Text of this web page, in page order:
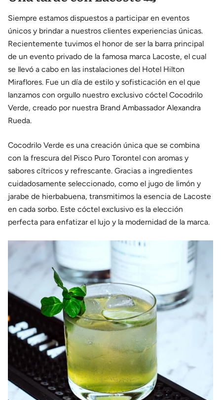
Siempre estamos dispuestos a participar en eventos
únicos y brindar a nuestros clientes experiencias únicas.
Recientemente tuvimos el honor de ser la barra principal
de un evento privado de la famosa marca Lacoste, el cual
se llevó a cabo en las instalaciones del Hotel Hilton
Miraflores. Fue un día de estilo y sofisticación en el que
lanzamos con orgullo nuestro exclusivo cóctel Cocodrilo
Verde, creado por nuestra Brand Ambassador Alexandra
Rueda.
Cocodrilo Verde es una creación única que se combina
con la frescura del Pisco Puro Torontel con aromas y
sabores cítricos y refrescante. Gracias a ingredientes
cuidadosamente seleccionado, como el jugo de limón y
jarabe de hierbabuena, transmitimos la esencia de Lacoste
en cada sorbo. Este cóctel exclusivo es la elección
perfecta para enfatizar el lujo y la modernidad de la marca.